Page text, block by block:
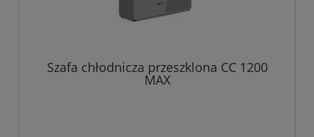
Szafa chłodnicza przeszklona CC 1200
MAX